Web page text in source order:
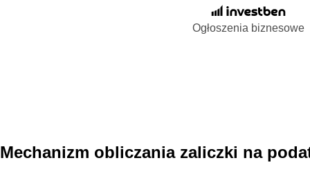
Ogłoszenia biznesowe
Mechanizm obliczania zaliczki na